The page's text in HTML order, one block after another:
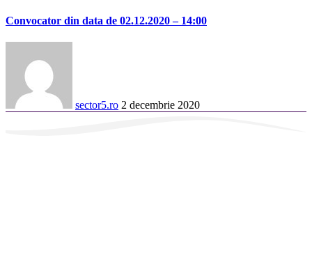
Convocator din data de 02.12.2020 – 14:00
sector5.ro 2 decembrie 2020